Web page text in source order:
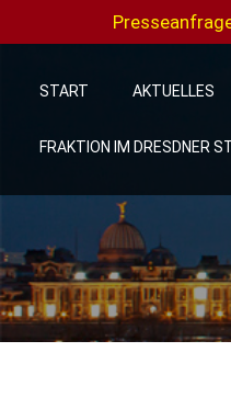
Inhalt
START AKTUELLES
FRAKTION IM DRESDNER